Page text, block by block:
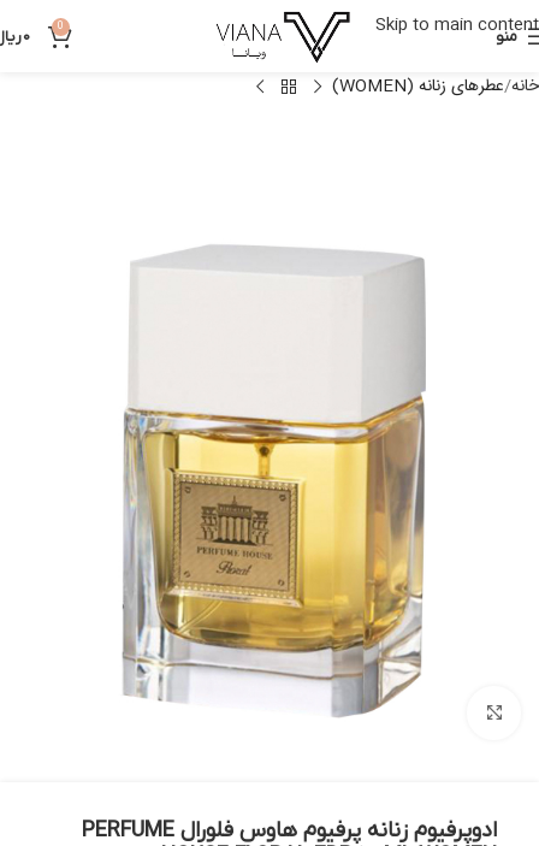
Skip to main content
منو 0
0
خانه عطرهای زنانه (WOMEN)
بزرگنمایی تصویر
ادوپرفیوم زنانه پرفیوم هاوس فلورال PERFUME